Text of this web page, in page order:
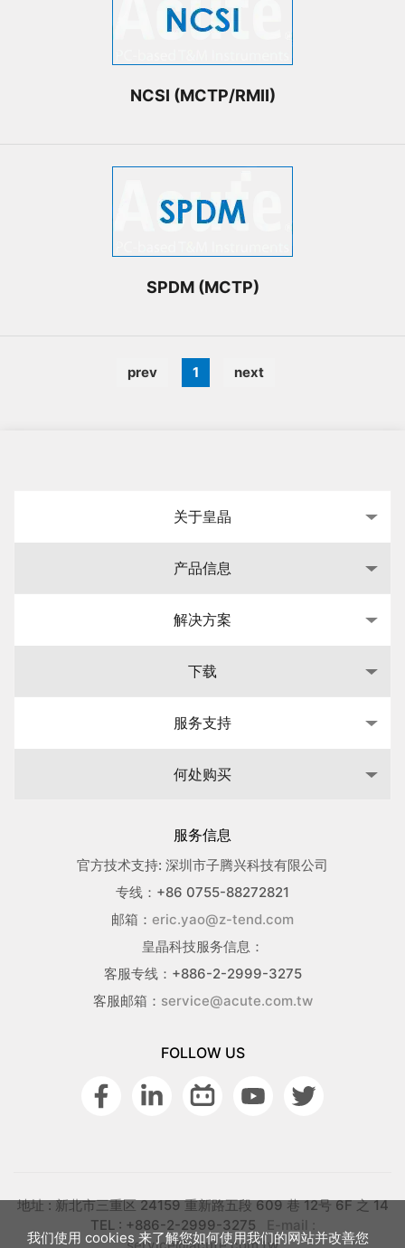
NCSI (MCTP/RMII)
SPDM (MCTP)
prev 1 next
关于皇晶
产品信息
解决方案
下载
服务支持
何处购买
服务信息
官方技术支持: 深圳市子腾兴科技有限公司
专线：+86 0755-88272821
邮箱： eric.yao@z-tend.com
皇晶科技服务信息：
客服专线：+886-2-2999-3275
客服邮箱： service@acute.com.tw
FOLLOW US
地址 : 新北市三重区 24159 重新路五段 609 巷 12号 6F 之 14
TEL : +886-2-2999-3275
E-mail :
我们使用 cookies 来了解您如何使用我们的网站并改善您